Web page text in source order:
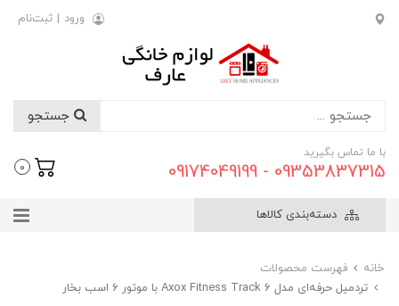
ورود | ثبت‌نام
با ما تماس بگیرید
09353837315 - 09174049199
0
دسته‌بندی کالاها
خانه
فهرست محصولات
تردمیل حرفه‌ای مدل Axox Fitness Track 6 با موتور ۶ اسب بخار